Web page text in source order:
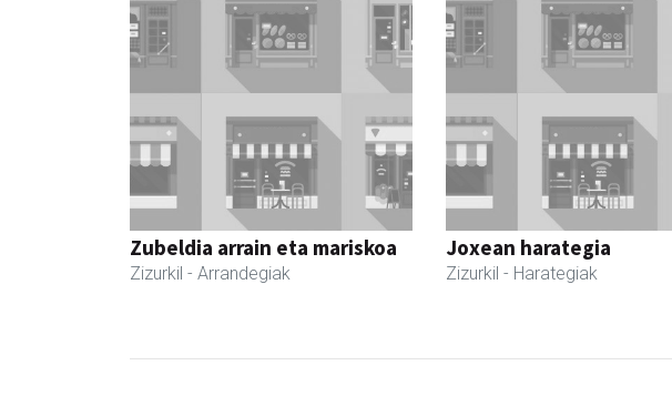
Zubeldia arrain eta mariskoa
Zizurkil - Arrandegiak
Joxean harategia
Zizurkil - Harategiak